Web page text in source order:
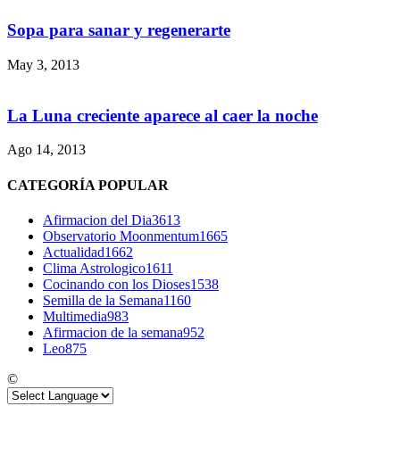
Sopa para sanar y regenerarte
May 3, 2013
La Luna creciente aparece al caer la noche
Ago 14, 2013
CATEGORÍA POPULAR
Afirmacion del Dia3613
Observatorio Moonmentum1665
Actualidad1662
Clima Astrologico1611
Cocinando con los Dioses1538
Semilla de la Semana1160
Multimedia983
Afirmacion de la semana952
Leo875
©